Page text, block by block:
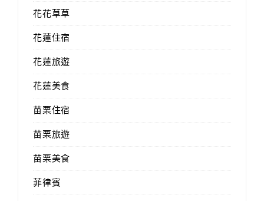
花花草草
花蓮住宿
花蓮旅遊
花蓮美食
苗栗住宿
苗栗旅遊
苗栗美食
菲律賓